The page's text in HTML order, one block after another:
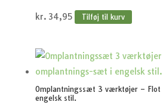
kr. 34,95 Tilføj til kurv
Omplantningssæt 3 værktøjer –
engelsk stil.